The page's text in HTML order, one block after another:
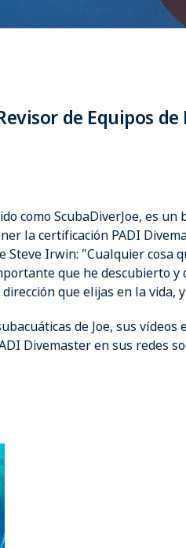
de Equipos de
como ScubaDiverJoe, es
la certificación PADI
Steve Irwin: "Cualquier cosa
que he descubierto
que elijas en la vida,
de Joe, sus vídeos
Divemaster en sus redes